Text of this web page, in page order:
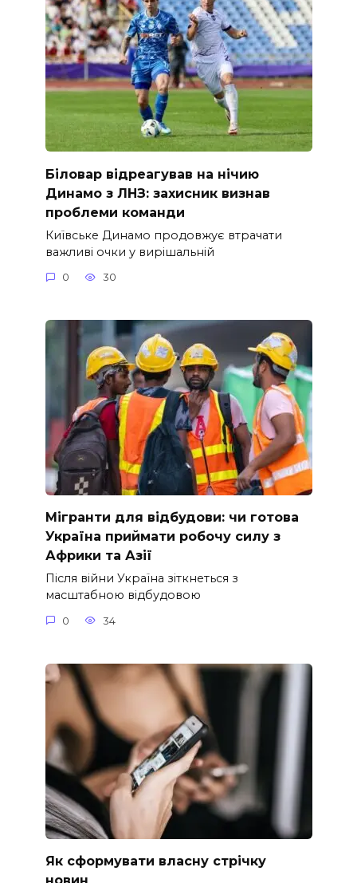
Біловар відреагував на нічию
Динамо з ЛНЗ: захисник визнав
проблеми команди
Київське Динамо продовжує втрачати
важливі очки у вирішальній
0 30
Мігранти для відбудови: чи готова
Україна приймати робочу силу з
Африки та Азії
Після війни Україна зіткнеться з
масштабною відбудовою
0 34
Як сформувати власну стрічку